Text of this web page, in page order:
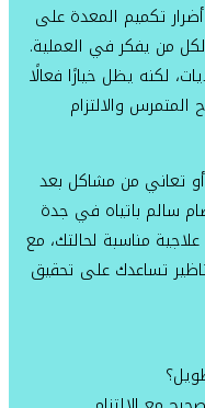
تكميم المعدة على
من يفكر في العملية.
لكنه يظل خيارًا فعالًا
المتمرس والالتزام
تعاني من مشاكل بعد
سالم باتياه في جدة
مناسبة لحالتك، مع
تساعدك على تحقيق